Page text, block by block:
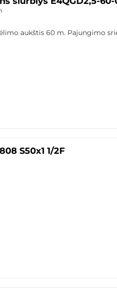
aukštis 60 m. Pajungimo
S50x1 1/2F